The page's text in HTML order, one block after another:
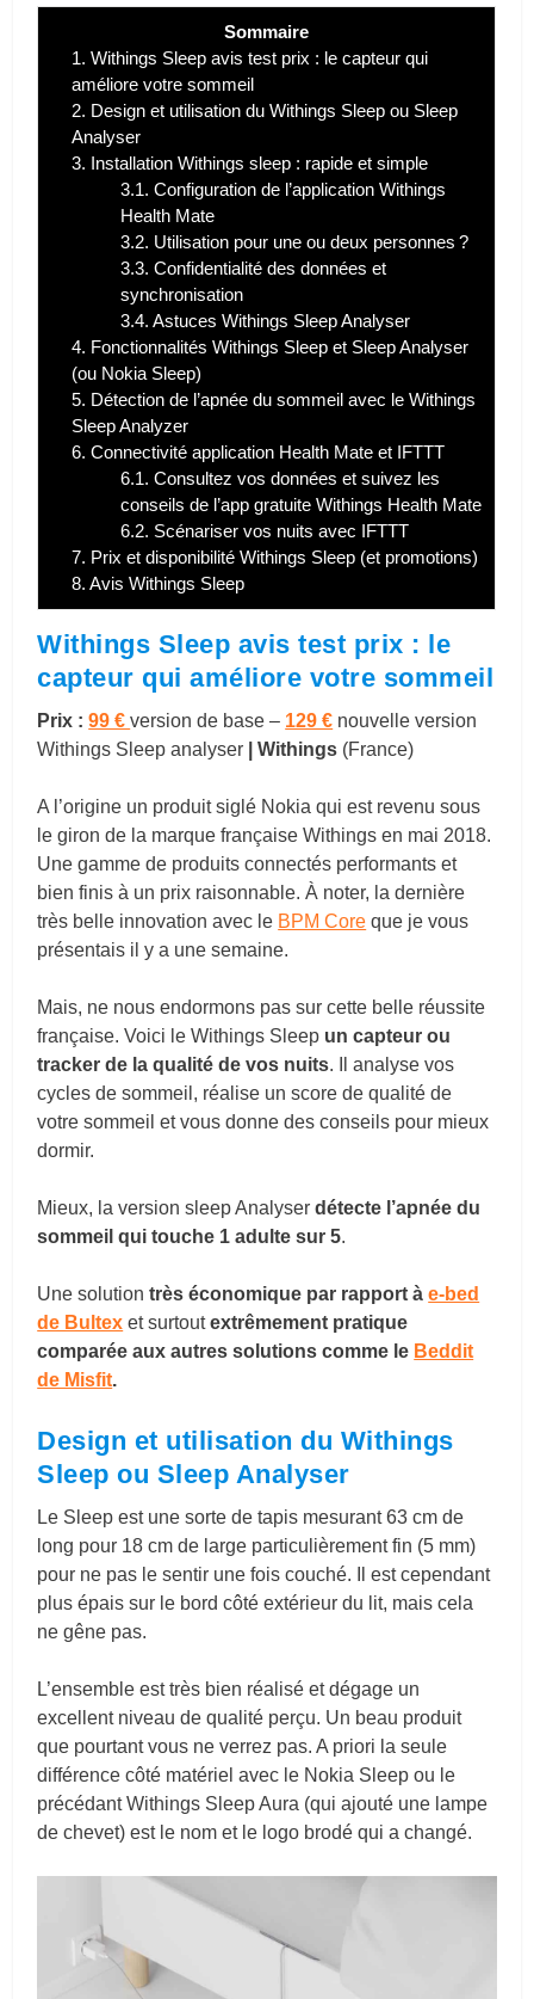
Sommaire
1. Withings Sleep avis test prix : le capteur qui
améliore votre sommeil
2. Design et utilisation du Withings Sleep ou Sleep
Analyser
3. Installation Withings sleep : rapide et simple
3.1. Configuration de l’application Withings
Health Mate
3.2. Utilisation pour une ou deux personnes ?
3.3. Confidentialité des données et
synchronisation
3.4. Astuces Withings Sleep Analyser
4. Fonctionnalités Withings Sleep et Sleep Analyser
(ou Nokia Sleep)
5. Détection de l’apnée du sommeil avec le Withings
Sleep Analyzer
6. Connectivité application Health Mate et IFTTT
6.1. Consultez vos données et suivez les
conseils de l’app gratuite Withings Health Mate
6.2. Scénariser vos nuits avec IFTTT
7. Prix et disponibilité Withings Sleep (et promotions)
8. Avis Withings Sleep
Withings Sleep avis test prix : le
capteur qui améliore votre sommeil
Prix :99 €version de base – 129 € nouvelle version
Withings Sleep analyser |Withings (France)
A l’origine un produit siglé Nokia qui est revenu sous
le giron de la marque française Withings en mai 2018.
Une gamme de produits connectés performants et
bien finis à un prix raisonnable. À noter, la dernière
très belle innovation avec le BPM Core que je vous
présentais il y a une semaine.
Mais, ne nous endormons pas sur cette belle réussite
française. Voici le Withings Sleep un capteur ou
tracker de la qualité de vos nuits. Il analyse vos
cycles de sommeil, réalise un score de qualité de
votre sommeil et vous donne des conseils pour mieux
dormir.
Mieux, la version sleep Analyserdétecte l’apnée du
sommeil qui touche 1 adulte sur 5.
Une solutiontrès économique par rapport àe-bed
de Bultex et surtoutextrêmement pratique
comparée aux autres solutions comme le Beddit
de Misfit.
Design et utilisation du Withings
Sleep ou Sleep Analyser
Le Sleep est une sorte de tapis mesurant 63 cm de
long pour 18 cm de large particulièrement fin (5 mm)
pour ne pas le sentir une fois couché. Il est cependant
plus épais sur le bord côté extérieur du lit, mais cela
ne gêne pas.
L’ensemble est très bien réalisé et dégage un
excellent niveau de qualité perçu. Un beau produit
que pourtant vous ne verrez pas. A priori la seule
différence côté matériel avec le Nokia Sleep ou le
précédant Withings Sleep Aura (qui ajouté une lampe
de chevet) est le nom et le logo brodé qui a changé.